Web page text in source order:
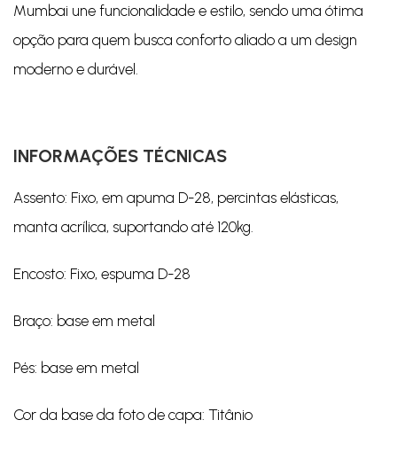
Mumbai une funcionalidade e estilo, sendo uma ótima
opção para quem busca conforto aliado a um design
moderno e durável.
INFORMAÇÕES TÉCNICAS
Assento: Fixo, em apuma D-28, percintas elásticas,
manta acrílica, suportando até 120kg.
Encosto: Fixo, espuma D-28
Braço: base em metal
Pés: base em metal
Cor da base da foto de capa: Titânio